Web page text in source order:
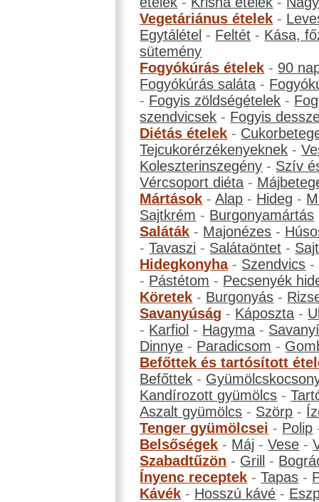
Vegetáriánus ételek -
Egytálétel - Feltét - Kása,
sütemény
Fogyókúrás ételek - 90
Fogyókúrás saláta -
- Fogyis zöldségételek -
szendvicsek - Fogyis
Diétás ételek -
Tejcukorérzékenyeknek -
Koleszterinszegény - Szív
Vércsoport diéta -
Mártások -Alap - Hideg -
Sajtkrém - Burgonyamártás
Saláták - Majonézes -
-Tavaszi - Salátaöntet -
Hidegkonyha- Szendvics -
- Pástétom - Pecsenyék
Köretek - Burgonyás -
Savanyúság - Káposzta -
- Karfiol - Hagyma -
Dinnye - Paradicsom -
Befőttek és tartósított
Befőttek -
Kandírozott gyümölcs -
Aszalt gyümölcs - Szörp -
Tenger gyümölcsei - Polip
Belsőségek - Máj -Vese -
Szabadtűzön - Grill -
Ínyenc receptek -Tapas -
Kávék - Hosszú kávé -